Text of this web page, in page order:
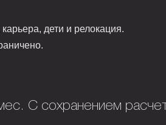
карьера, дети и релокация.
С сохранением